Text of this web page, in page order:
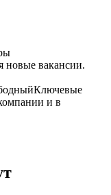
новые вакансии.
Ключевые
и в